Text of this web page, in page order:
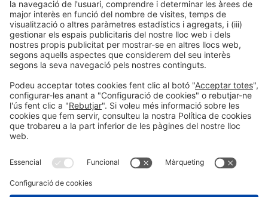
11:15h
TAULA RODONA |
THE COFFEE STAGE
CAFÈ
que funcionen